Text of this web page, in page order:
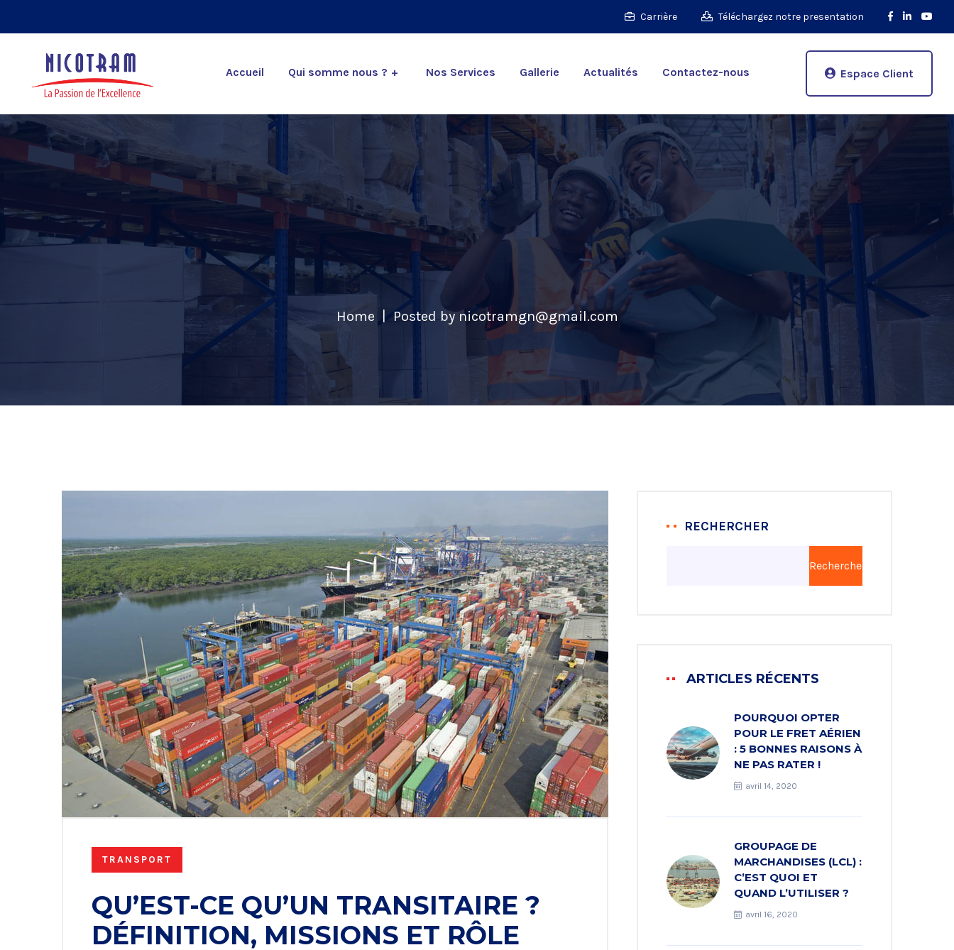
Carrière Téléchargez notre presentation
Accueil Qui somme nous ? Nos Services Gallerie Actualités Contactez-nous Espace Client
Home Posted by nicotramgn@gmail.com
TRANSPORT
QU’EST-CE QU’UN TRANSITAIRE ?
DÉFINITION, MISSIONS ET RÔLE
RECHERCHER
Rechercher
ARTICLES RÉCENTS
POURQUOI OPTER
POUR LE FRET AÉRIEN
: 5 BONNES RAISONS À
NE PAS RATER !
avril 14, 2020
GROUPAGE DE
MARCHANDISES (LCL) :
C’EST QUOI ET
QUAND L’UTILISER ?
avril 16, 2020